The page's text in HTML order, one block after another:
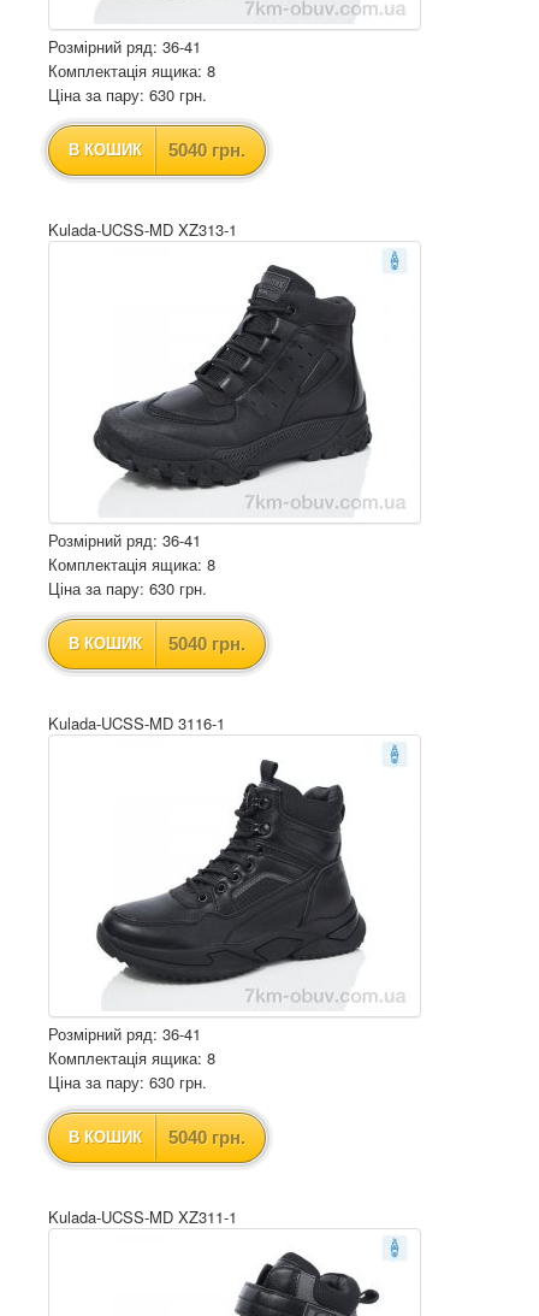
Розмірний ряд: 36-41
Комплектація ящика: 8
Ціна за пару: 630 грн.
В КОШИК 5040 грн.
Kulada-UCSS-MD XZ313-1
Розмірний ряд: 36-41
Комплектація ящика: 8
Ціна за пару: 630 грн.
В КОШИК 5040 грн.
Kulada-UCSS-MD 3116-1
Розмірний ряд: 36-41
Комплектація ящика: 8
Ціна за пару: 630 грн.
В КОШИК 5040 грн.
Kulada-UCSS-MD XZ311-1